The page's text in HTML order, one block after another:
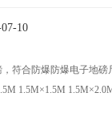
10
，符合防爆防爆电子地磅
1.5M×1.5M